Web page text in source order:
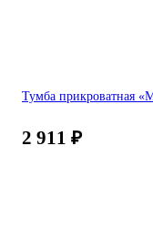
Тумба прикроватная
2 911 ₽